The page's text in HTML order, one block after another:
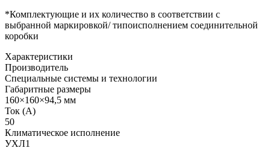
*Комплектующие и их количество в соответствии с
выбранной маркировкой/ типоисполнением соединительной
коробки
Характеристики
Производитель
Специальные системы и технологии
Габаритные размеры
160×160×94,5 мм
Ток (А)
50
Климатическое исполнение
УХЛ1